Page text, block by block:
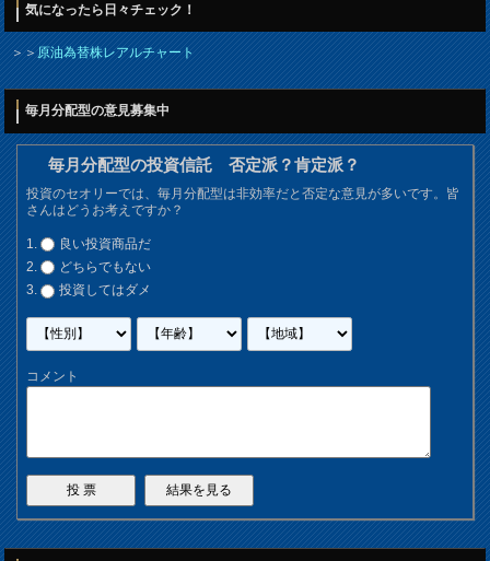
気になったら日々チェック！
＞＞原油為替株レアルチャート
毎月分配型の意見募集中
毎月分配型の投資信託 否定派？肯定派？
投資のセオリーでは、毎月分配型は非効率だと否定な意見が多いです。皆
さんはどうお考えですか？
良い投資商品だ
どちらでもない
投資してはダメ
コメント